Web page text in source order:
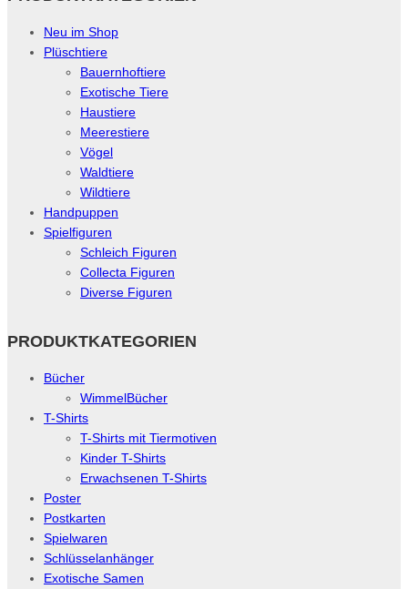
Neu im Shop
Plüschtiere
Bauernhoftiere
Exotische Tiere
Haustiere
Meerestiere
Vögel
Waldtiere
Wildtiere
Handpuppen
Spielfiguren
Schleich Figuren
Collecta Figuren
Diverse Figuren
PRODUKTKATEGORIEN
Bücher
WimmelBücher
T-Shirts
T-Shirts mit Tiermotiven
Kinder T-Shirts
Erwachsenen T-Shirts
Poster
Postkarten
Spielwaren
Schlüsselanhänger
Exotische Samen